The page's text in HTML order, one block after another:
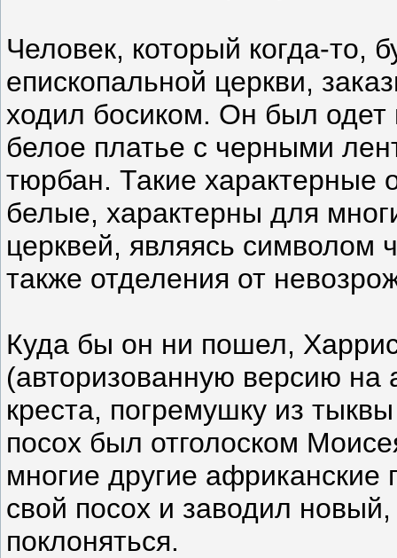
Человек, который когда-то,
епископальной церкви,
ходил босиком. Он был
белое платье с черными
тюрбан. Такие характерные
белые, характерны для
церквей, являясь символом
также отделения от
Куда бы он ни пошел,
(авторизованную версию на
креста, погремушку из
посох был отголоском
многие другие африканские
свой посох и заводил
поклоняться.